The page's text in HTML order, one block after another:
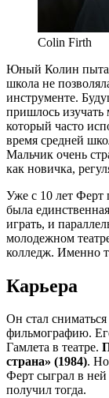
Colin Firth
Юный Колин
школа не
инструменте.
пришлось
который часто
время средней
Мальчик очень
как новичка,
Уже с 10 лет Ферт
была
играть, и
молодежном
колледж. Именно
Карьера
Он стал
фильмографию.
Гамлета в театре.
страна» (1984).
Ферт сыграл в
получил тогда.